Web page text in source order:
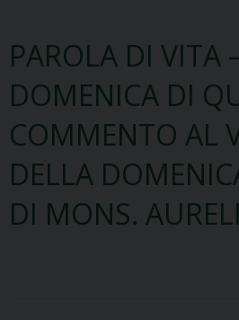
PAROLA DI VITA
DOMENICA DI
COMMENTO AL
DELLA
DI MONS.